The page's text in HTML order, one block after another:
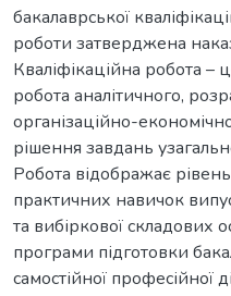
бакалаврської
роботи затверджена
Кваліфікаційна робота –
робота аналітичного,
організаційно-
рішення завдань
Робота відображає
практичних навичок
та вибіркової складових
програми підготовки
самостійної професійної